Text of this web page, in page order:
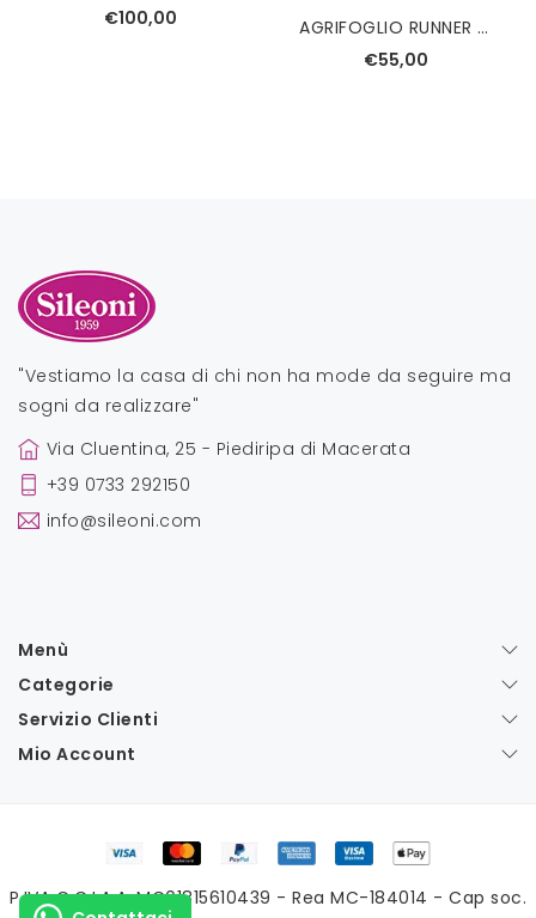
€100,00
AGRIFOGLIO RUNNER RUBINO BLUMARINE
€55,00
"Vestiamo la casa di chi non ha mode da seguire ma
sogni da realizzare"
Via Cluentina, 25 - Piediripa di Macerata
+39 0733 292150
info@sileoni.com
Menù
Categorie
Servizio Clienti
Mio Account
P.IVA C.C.I.A.A. MC01815610439 - Rea MC-184014 - Cap soc.